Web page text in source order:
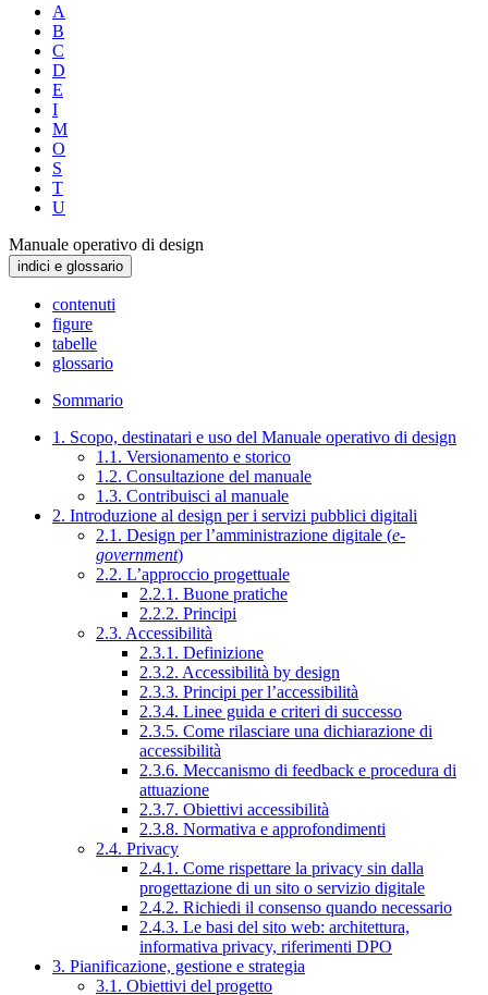
A
B
C
D
E
I
M
O
S
T
U
Manuale operativo di design
indici e glossario
contenuti
figure
tabelle
glossario
Sommario
1. Scopo, destinatari e uso del Manuale operativo di design
1.1. Versionamento e storico
1.2. Consultazione del manuale
1.3. Contribuisci al manuale
2. Introduzione al design per i servizi pubblici digitali
2.1. Design per l’amministrazione digitale (e-
government)
2.2. L’approccio progettuale
2.2.1. Buone pratiche
2.2.2. Principi
2.3. Accessibilità
2.3.1. Definizione
2.3.2. Accessibilità by design
2.3.3. Principi per l’accessibilità
2.3.4. Linee guida e criteri di successo
2.3.5. Come rilasciare una dichiarazione di
accessibilità
2.3.6. Meccanismo di feedback e procedura di
attuazione
2.3.7. Obiettivi accessibilità
2.3.8. Normativa e approfondimenti
2.4. Privacy
2.4.1. Come rispettare la privacy sin dalla
progettazione di un sito o servizio digitale
2.4.2. Richiedi il consenso quando necessario
2.4.3. Le basi del sito web: architettura,
informativa privacy, riferimenti DPO
3. Pianificazione, gestione e strategia
3.1. Obiettivi del progetto